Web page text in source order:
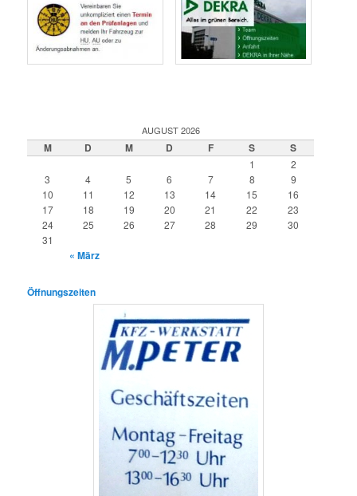
AUGUST 2026
M D M D F S S
1
2
3
4 5 6 7 8
9
10
11 12 13 14 15
16
17
18 19 20 21 22
23
24
25 26 27 28 29
30
31
« März
Öffnungszeiten